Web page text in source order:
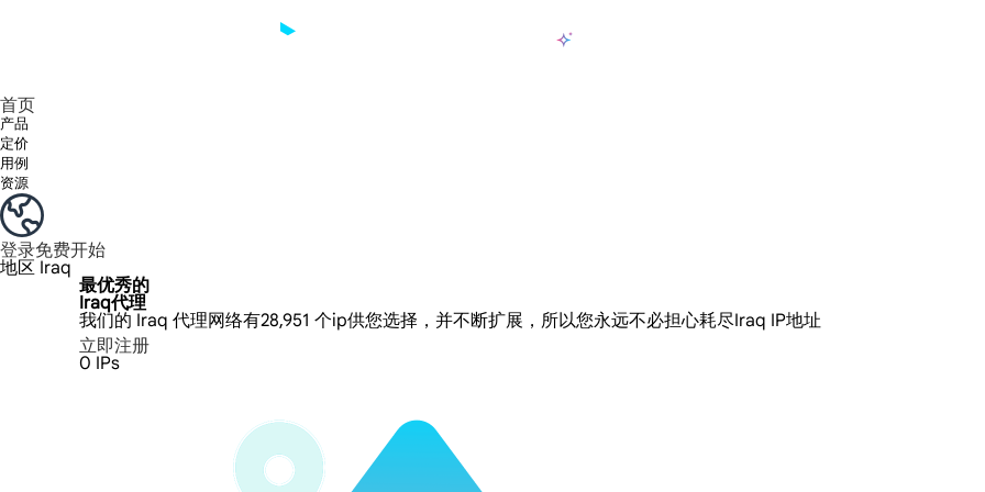
首页
产品
定价
用例
资源
登录免费开始
地区 Iraq
最优秀的
Iraq代理
我们的 Iraq 代理网络有28,951 个ip供您选择，并不断扩展，所以您永远不必担心耗尽Iraq IP地址
立即注册
0 IPs